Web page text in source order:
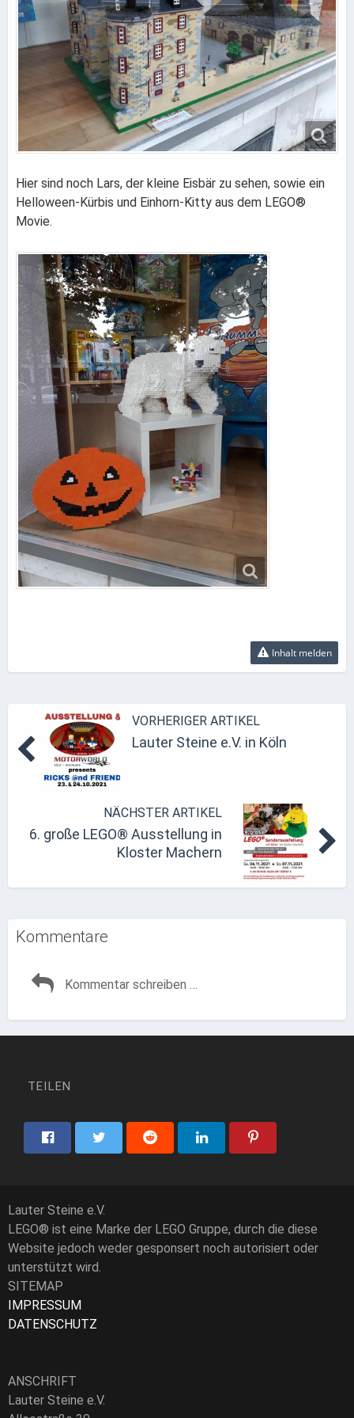
Hier sind noch Lars, der kleine Eisbär zu sehen, sowie ein
Helloween-Kürbis und Einhorn-Kitty aus dem LEGO®
Movie.
Inhalt melden
VORHERIGER ARTIKEL
Lauter Steine e.V. in Köln
NÄCHSTER ARTIKEL
6. große LEGO® Ausstellung in
Kloster Machern
Kommentare
TEILEN
Lauter Steine e.V.
LEGO® ist eine Marke der LEGO Gruppe, durch die diese
Website jedoch weder gesponsert noch autorisiert oder
unterstützt wird.
SITEMAP
IMPRESSUM
DATENSCHUTZ
ANSCHRIFT
Lauter Steine e.V.